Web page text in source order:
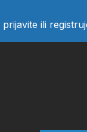
prijavite ili